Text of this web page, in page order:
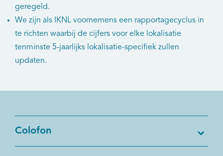
geregeld.
We zijn als IKNL voornemens een rapportagecyclus in
te richten waarbij de cijfers voor elke lokalisatie
tenminste 5-jaarlijks lokalisatie-specifiek zullen
updaten.
Colofon